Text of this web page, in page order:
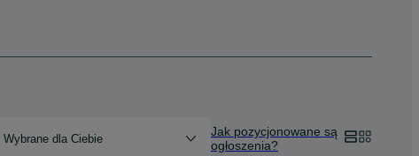
Wybrane dla Ciebie
Jak pozycjonowane są
ogłoszenia?